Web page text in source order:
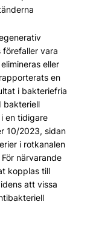
vara
eller
en
i bakteriefria
bakteriell
en tidigare
10/2023, sidan
i rotkanalen
närvarande
kopplas till
att vissa